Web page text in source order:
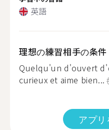
英語
理想の練習相手の条件
Quelqu'un d'ouvert
curieux et aime bien...
アプ